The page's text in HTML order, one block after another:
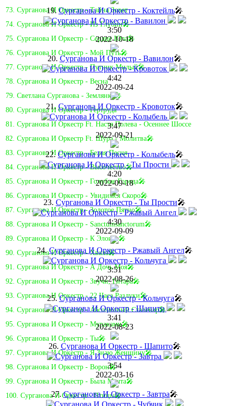
73. Сурганова И Оркестр - Тайна Зовет
74. Сурганова И Оркестр - Из Глубин🎤
75. Сурганова И Оркестр - Сердце Юла🎤
76. Сурганова И Оркестр - Мой Путь🎤
77. Сурганова И Оркестр - Путник Милый🎤
78. Сурганова И Оркестр - Весна
79. Светлана Сурганова - Землянка🎤
80. Сурганова И Оркестр - Гертруда
81. Cурганова И Оркестр Ft. Настя Полева - Осеннее Шоссе
82. Сурганова И Оркестр Ft. Шура - Молитва🎤
83. Сурганова И Оркестр - Белая Песня
84. Сурганова И Оркестр - Высочество🎤
85. Сурганова И Оркестр - Голубые Города🎤
86. Сурганова И Оркестр - Увидимся Скоро🎤
87. Сурганова И Оркестр - Золотое Пятно🎤
88. Сурганова И Оркестр - Sanctumsanctorum🎤
89. Сурганова И Оркестр - К Элоизе🎤
90. Сурганова И Оркестр - Хвала🎤
91. Сурганова И Оркестр - А Дочь Моя🎤
92. Сурганова И Оркестр - Звучи, Гитара🎤
93. Сурганова И Оркестр - 22 Часа Разлуки🎤
94. Сурганова И Оркестр - Абсолютный Сталевар🎤
95. Сурганова И Оркестр - Мураками🎤
96. Сурганова И Оркестр - Ты🎤
97. Сурганова И Оркестр - Я Знаю Женщину🎤
98. Сурганова И Оркестр - Ворон🎤
99. Сурганова И Оркестр - Была Мечта🎤
100. Сурганова И Оркестр - Птицы🎤
19.Сурганова И Оркестр - Коктейль🎤
3:50
2022-10-18
20. Сурганова И Оркестр - Вавилон🎤
4:42
2022-09-24
21. Сурганова И Оркестр - Кровоток🎤
3:47
2022-09-21
22.Сурганова И Оркестр - Колыбель🎤
4:20
2022-09-18
23. Сурганова И Оркестр - Ты Прости🎤
4:30
2022-09-09
24.Сурганова И Оркестр - Ржавый Ангел🎤
3:51
2022-08-26
25.Сурганова И Оркестр - Кольчуга🎤
3:41
2022-08-23
26. Сурганова И Оркестр - Шапито🎤
3:54
2022-03-16
27.Сурганова И Оркестр - Завтра🎤